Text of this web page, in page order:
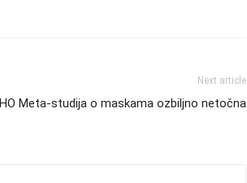
Next article
Meta-studija o maskama ozbiljno netočna